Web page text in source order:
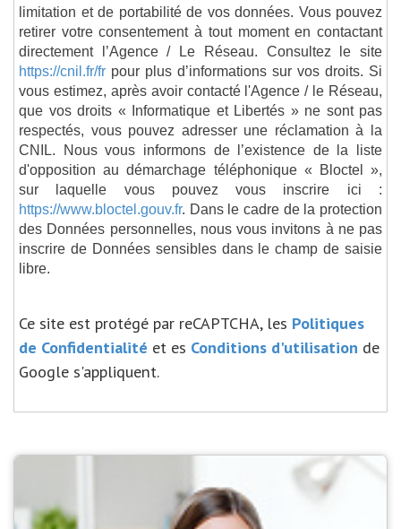
limitation et de portabilité de vos données. Vous pouvez
retirer votre consentement à tout moment en contactant
directement l’Agence / Le Réseau. Consultez le site
https://cnil.fr/fr pour plus d’informations sur vos droits. Si
vous estimez, après avoir contacté l'Agence / le Réseau,
que vos droits « Informatique et Libertés » ne sont pas
respectés, vous pouvez adresser une réclamation à la
CNIL. Nous vous informons de l’existence de la liste
d'opposition au démarchage téléphonique « Bloctel »,
sur laquelle vous pouvez vous inscrire ici :
https://www.bloctel.gouv.fr. Dans le cadre de la protection
des Données personnelles, nous vous invitons à ne pas
inscrire de Données sensibles dans le champ de saisie
libre.
Ce site est protégé par reCAPTCHA, les Politiques
de Confidentialité et es Conditions d'utilisation de
Google s'appliquent.